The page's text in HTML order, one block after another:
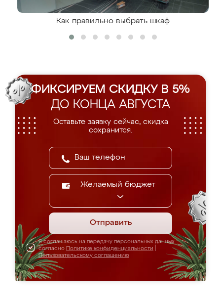
Как правильно выбрать шкаф
ФИКСИРУЕМ СКИДКУ В 5%
ДО КОНЦА АВГУСТА
Оставьте заявку сейчас, скидка
сохранится.
Желаемый бюджет
Отправить
Я соглашаюсь на передачу персональных данных
согласно Политике конфиденциальности
Пользовательскому соглашению